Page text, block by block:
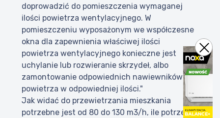
doprowadzić do pomieszczenia wymaganej
ilości powietrza wentylacyjnego. W
pomieszczeniu wyposażonym we współczesne
okna dla zapewnienia właściwej ilości
powietrza wentylacyjnego konieczne jest
uchylanie lub rozwieranie skrzydeł, albo
zamontowanie odpowiednich nawiewników
powietrza w odpowiedniej ilości."
Jak widać do przewietrzania mieszkania
potrzebne jest od 80 do 130 m3/h, ile potrzeba